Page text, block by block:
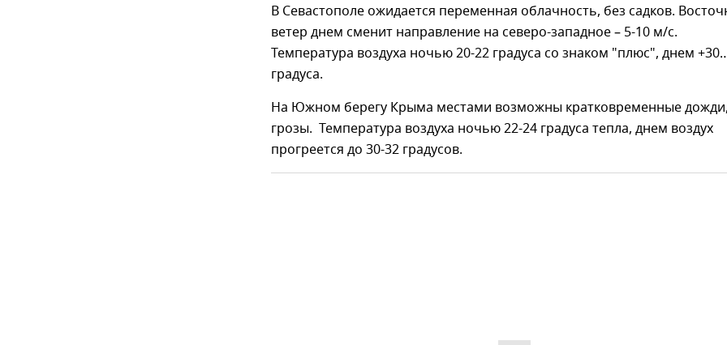
В Севастополе ожидается переменная облачность, без садков.
ветер днем сменит направление на северо-западное – 5-10 м/с.
Температура воздуха ночью 20-22 градуса со знаком "плюс", днем
градуса.
На Южном берегу Крыма местами возможны кратковременные
грозы. Температура воздуха ночью 22-24 градуса тепла, днем воздух
прогреется до 30-32 градусов.